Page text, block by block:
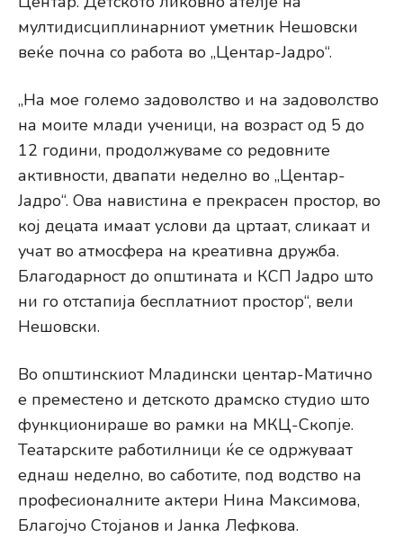
мултидисциплинарниот уметник Нешовски
веќе почна со работа во „Центар-Јадро“.
„На мое големо задоволство и на задоволство
на моите млади ученици, на возраст од 5 до
12 години, продолжуваме со редовните
активности, двапати неделно во „Центар-
Јадро“. Ова навистина е прекрасен простор, во
кој децата имаат услови да цртаат, сликаат и
учат во атмосфера на креативна дружба.
Благодарност до општината и КСП Јадро што
ни го отстапија бесплатниот простор“, вели
Нешовски.
Во општинскиот Младински центар-Матично
е преместено и детското драмско студио што
функционираше во рамки на МКЦ-Скопје.
Театарските работилници ќе се одржуваат
еднаш неделно, во саботите, под водство на
професионалните актери Нина Максимова,
Благојчо Стојанов и Јанка Лефкова.